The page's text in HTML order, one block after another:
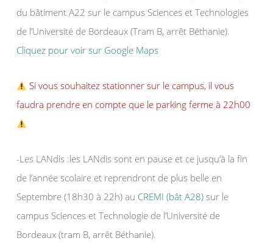
du bâtiment A22 sur le campus Sciences et Technologies
de l’Université de Bordeaux (Tram B, arrêt Béthanie).
Cliquez pour voir sur Google Maps
Si vous souhaitez stationner sur le campus, il vous
faudra prendre en compte que le parking ferme à 22h00
-Les LANdis :les LANdis sont en pause et ce jusqu’à la fin
de l’année scolaire et reprendront de plus belle en
Septembre (18h30 à 22h) au CREMI (bât A28) sur le
campus Sciences et Technologie de l’Université de
Bordeaux (tram B, arrêt Béthanie).